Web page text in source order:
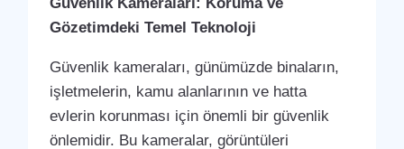
Gözetimdeki Temel Teknoloji
Güvenlik kameraları, günümüzde binaların,
işletmelerin, kamu alanlarının ve hatta
evlerin korunması için önemli bir güvenlik
önlemidir. Bu kameralar, görüntüleri